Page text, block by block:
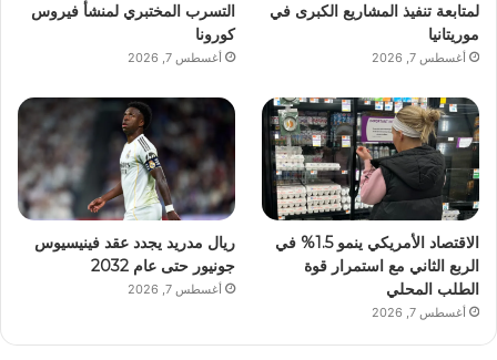
لمتابعة تنفيذ المشاريع الكبرى في
موريتانيا
أغسطس 7, 2026
التسرب المختبري لمنشأ فيروس
كورونا
أغسطس 7, 2026
الاقتصاد الأمريكي ينمو 1.5% في
الربع الثاني مع استمرار قوة
الطلب المحلي
أغسطس 7, 2026
ريال مدريد يجدد عقد فينيسيوس
جونيور حتى عام 2032
أغسطس 7, 2026